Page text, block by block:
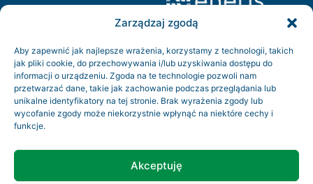
Zarządzaj zgodą
Aby zapewnić jak najlepsze wrażenia, korzystamy z technologii, takich
jak pliki cookie, do przechowywania i/lub uzyskiwania dostępu do
informacji o urządzeniu. Zgoda na te technologie pozwoli nam
przetwarzać dane, takie jak zachowanie podczas przeglądania lub
unikalne identyfikatory na tej stronie. Brak wyrażenia zgody lub
wycofanie zgody może niekorzystnie wpłynąć na niektóre cechy i
funkcje.
Akceptuję
Rodo